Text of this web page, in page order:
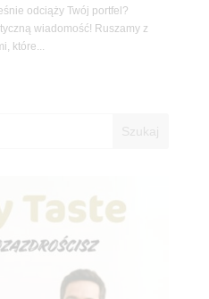
odciąży Twój portfel?
wiadomość! Ruszamy z
które...